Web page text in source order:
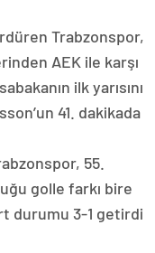
Trabzonspor,
AEK ile karşı
ilk yarısını
41. dakikada
55.
golle farkı bire
durumu 3-1 getirdi